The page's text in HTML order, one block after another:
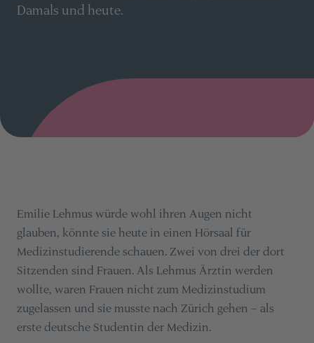
Damals und heute.
Emilie Lehmus würde wohl ihren Augen nicht
glauben, könnte sie heute in einen Hörsaal für
Medizinstudierende schauen. Zwei von drei der dort
Sitzenden sind Frauen. Als Lehmus Ärztin werden
wollte, waren Frauen nicht zum Medizinstudium
zugelassen und sie musste nach Zürich gehen – als
erste deutsche Studentin der Medizin.